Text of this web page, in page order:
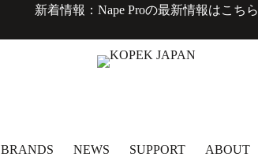
新着情報：Nape Proの最新情報はこちら
BRANDS NEWS SUPPORT ABOUT